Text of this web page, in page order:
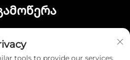
tools to provide our services.